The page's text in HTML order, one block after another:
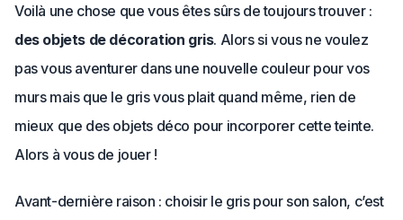
Voilà une chose que vous êtes sûrs de toujours trouver :
des objets de décoration gris. Alors si vous ne voulez
pas vous aventurer dans une nouvelle couleur pour vos
murs mais que le gris vous plait quand même, rien de
mieux que des objets déco pour incorporer cette teinte.
Alors à vous de jouer !
Avant-dernière raison : choisir le gris pour son salon, c’est